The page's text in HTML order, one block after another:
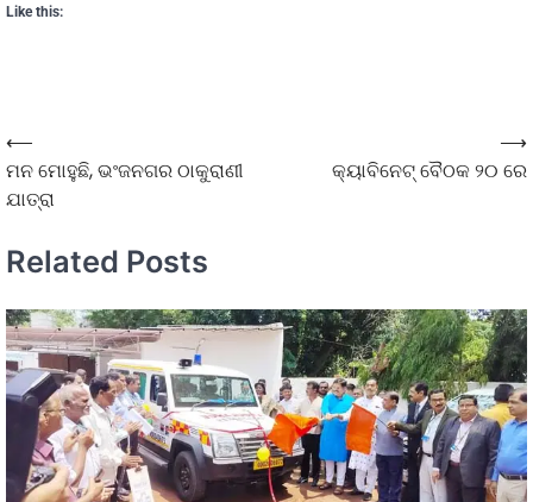
Like this:
⟵
ମନ ମୋହୁଛି, ଭଂଜନଗର ଠାକୁରାଣୀ
ଯାତ୍ରା
କ୍ୟାବିନେଟ୍ ବୈଠକ ୨୦ ରେ
⟶
Related Posts